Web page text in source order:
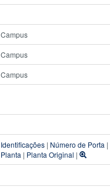
Campus
Campus
Campus
Identificações | Número de Porta |
Planta | Planta Original |